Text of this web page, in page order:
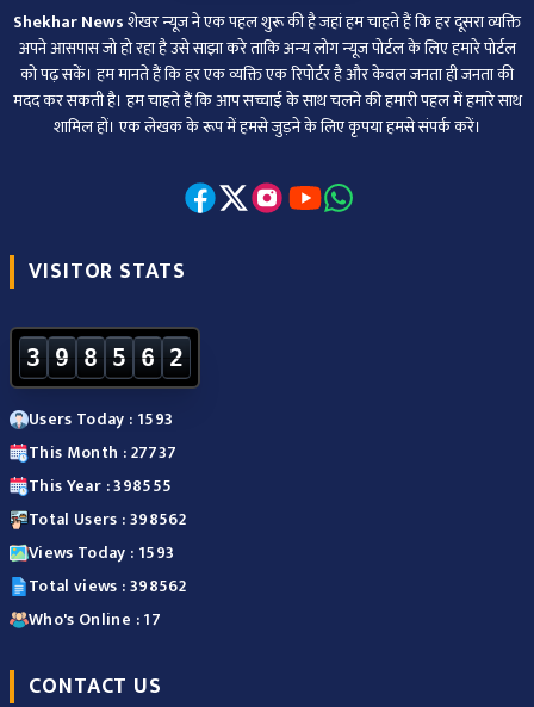
Shekhar Newsशेखर न्‍यूज ने एक पहल शुरू की है जहां हम चाहते हैं कि हर दूसरा व्‍यक्ति
अपने आसपास जो हो रहा है उसे साझा करे ताकि अन्‍य लोग न्‍यूज पोर्टल के लिए हमारे पोर्टल
को पढ़ सकें। हम मानते हैं कि हर एक व्यक्ति एक रिपोर्टर है और केवल जनता ही जनता की
मदद कर सकती है। हम चाहते हैं कि आप सच्चाई के साथ चलने की हमारी पहल में हमारे साथ
शामिल हों। एक लेखक के रूप में हमसे जुड़ने के लिए कृपया हमसे संपर्क करें।
VISITOR STATS
3 9 8 5 6 2
Users Today : 1593
This Month : 27737
This Year : 398555
Total Users : 398562
Views Today : 1593
Total views : 398562
Who's Online : 17
CONTACT US